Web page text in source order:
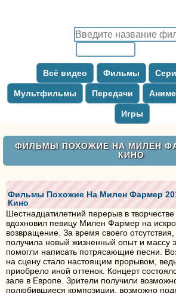
Всё видео Фильмы
Мультфильмы Передачи Аниме
Игры
ФИЛЬМЫ ПОХОЖИЕ НА МИЛЕН
КИНО
Фильмы Похожие На Милен Фармер
Кино
Шестнадцатилетний перерыв в творчестве
вдохновил певицу Милен Фармер на
возвращение. За время своего
получила новый жизненный опыт и массу
помогли написать потрясающие песни.
на сцену стало настоящим прорывом,
приобрело иной оттенок. Концерт
зале в Европе. Зрители получили
полюбившиеся композиции, возможно